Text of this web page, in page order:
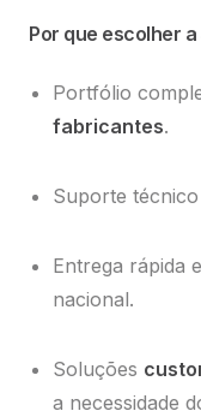
Por que escolher
Portfólio
fabricantes.
Suporte
Entrega rápida
nacional.
Soluções
a necessidade